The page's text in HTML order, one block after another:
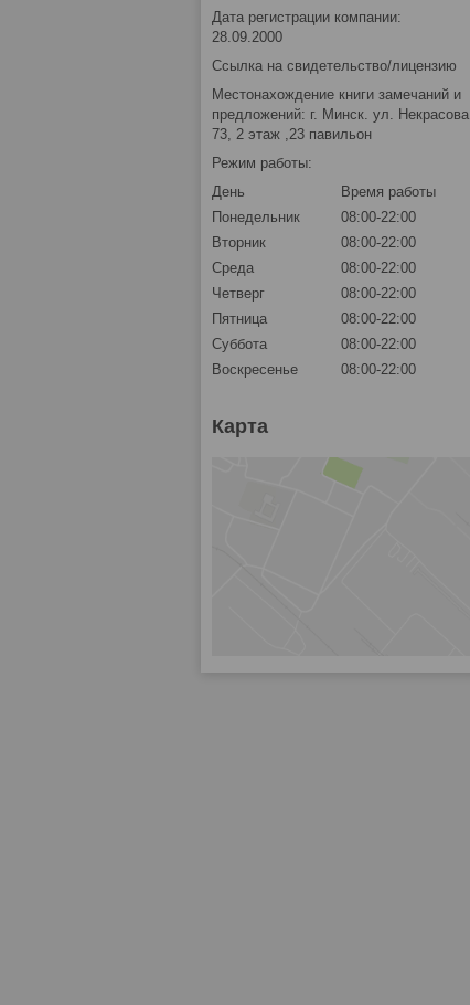
Дата регистрации компании:
28.09.2000
Ссылка на свидетельство/лицензию
Местонахождение книги замечаний и
предложений: г. Минск. ул. Некрасова
73, 2 этаж ,23 павильон
Режим работы:
День
Время работы
Понедельник
08:00-22:00
Вторник
08:00-22:00
Среда
08:00-22:00
Четверг
08:00-22:00
Пятница
08:00-22:00
Суббота
08:00-22:00
Воскресенье
08:00-22:00
Карта